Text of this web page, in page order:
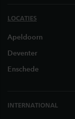
LOCATIES
Apeldoorn
Deventer
Enschede
INTERNATIONAL